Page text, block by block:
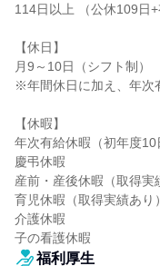
114日以上 （公休109日+
【休日】
月9～10日（シフト制）
※年間休日に加え、年次
【休暇】
年次有給休暇（初年度10
慶弔休暇
産前・産後休暇（取得実
育児休暇（取得実績あり）
介護休暇
子の看護休暇
福利厚生